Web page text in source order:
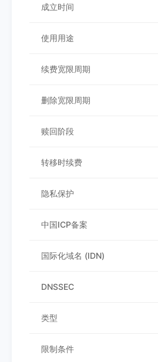
成立时间
使用用途
续费宽限周期
删除宽限周期
赎回阶段
转移时续费
隐私保护
中国ICP备案
国际化域名 (IDN)
DNSSEC
类型
限制条件